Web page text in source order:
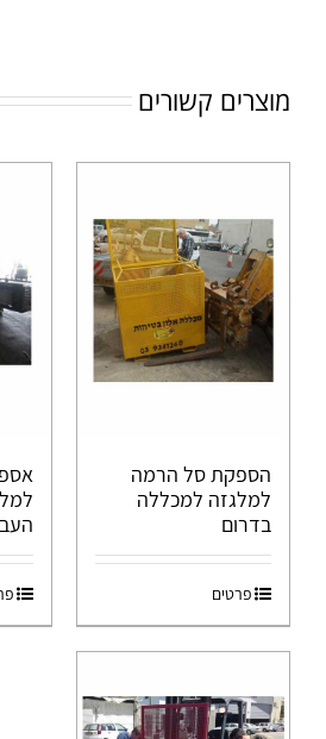
מוצרים קשורים
הספקת סל הרמה
למלגזה למכללה
בדרום
פרטים